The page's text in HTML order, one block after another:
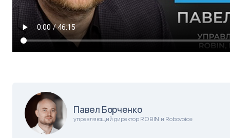
Павел Борченко
управляющий директор ROBIN и Robovoice